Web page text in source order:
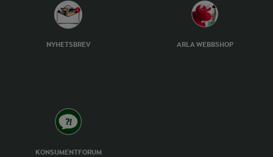
NYHETSBREV ARLA WEBBSHOP
KONSUMENTFORUM